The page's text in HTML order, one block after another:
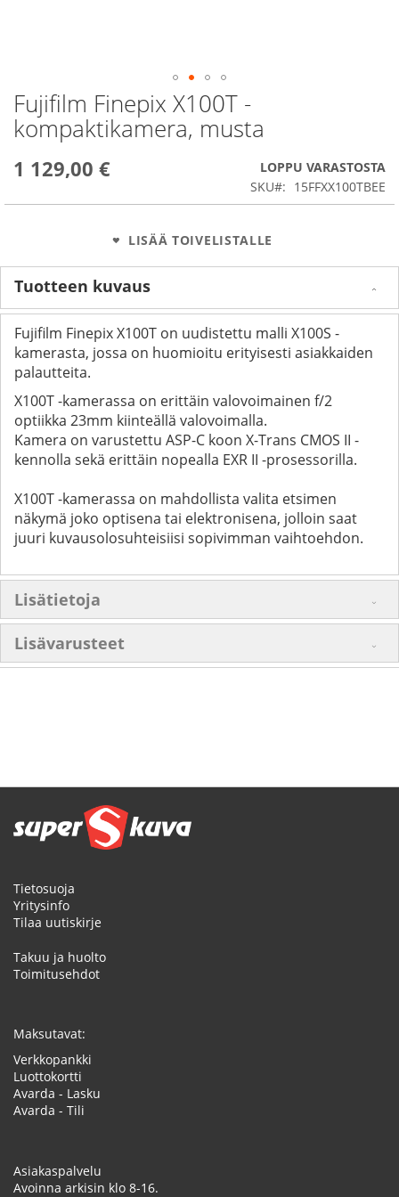
Fujifilm Finepix X100T -
kompaktikamera, musta
1 129,00 €
LOPPU VARASTOSTA
SKU
15FFXX100TBEE
LISÄÄ TOIVELISTALLE
Skip
to
the
of
Tuotteen kuvaus
Fujifilm Finepix X100T on uudistettu malli X100S -
kamerasta, jossa on huomioitu erityisesti asiakkaiden
palautteita.
X100T -kamerassa on erittäin valovoimainen f/2
optiikka 23mm kiinteällä valovoimalla.
Kamera on varustettu ASP-C koon X-Trans CMOS II -
kennolla sekä erittäin nopealla EXR II -prosessorilla.
X100T -kamerassa on mahdollista valita etsimen
näkymä joko optisena tai elektronisena, jolloin saat
juuri kuvausolosuhteisiisi sopivimman vaihtoehdon.
Lisätietoja
Lisävarusteet
Tietosuoja
Yritysinfo
Tilaa uutiskirje
Takuu ja huolto
Toimitusehdot
Maksutavat:
Verkkopankki
Luottokortti
Avarda - Lasku
Avarda - Tili
Asiakaspalvelu
Avoinna arkisin klo 8-16.